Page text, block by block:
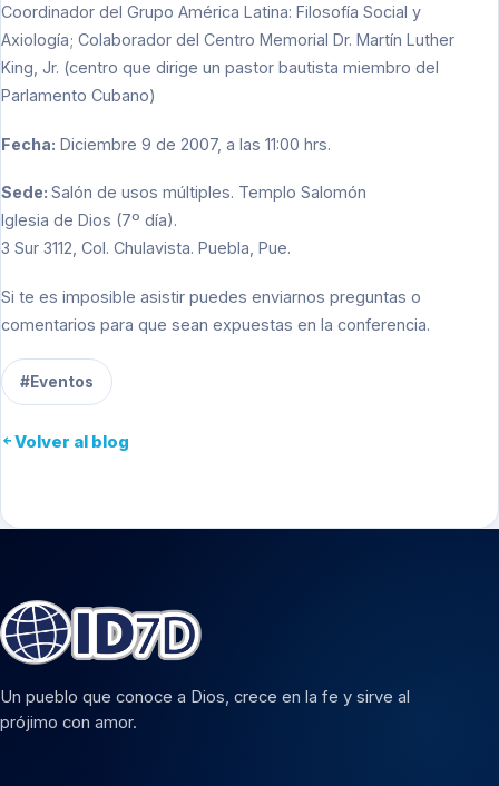
Coordinador del Grupo América Latina: Filosofía Social y
Axiología; Colaborador del Centro Memorial Dr. Martín Luther
King, Jr. (centro que dirige un pastor bautista miembro del
Parlamento Cubano)
Fecha: Diciembre 9 de 2007, a las 11:00 hrs.
Sede: Salón de usos múltiples. Templo Salomón
Iglesia de Dios (7º día).
3 Sur 3112, Col. Chulavista. Puebla, Pue.
Si te es imposible asistir puedes enviarnos preguntas o
comentarios para que sean expuestas en la conferencia.
#Eventos
Volver al blog
Un pueblo que conoce a Dios, crece en la fe y sirve al
prójimo con amor.